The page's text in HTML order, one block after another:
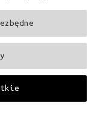
Oprawki i okulary Polo
i okulary Miu Miu
i okulary Ray-Ban Aviator
Oprawki i okulary
Celine
Tag Heuer